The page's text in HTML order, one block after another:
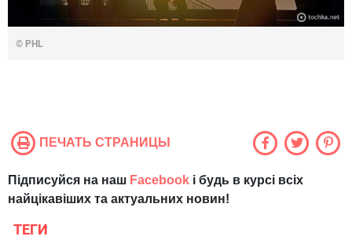
© PHL
ПЕЧАТЬ СТРАНИЦЫ
Підписуйся на наш Facebook і будь в курсі всіх
найцікавіших та актуальних новин!
ТЕГИ